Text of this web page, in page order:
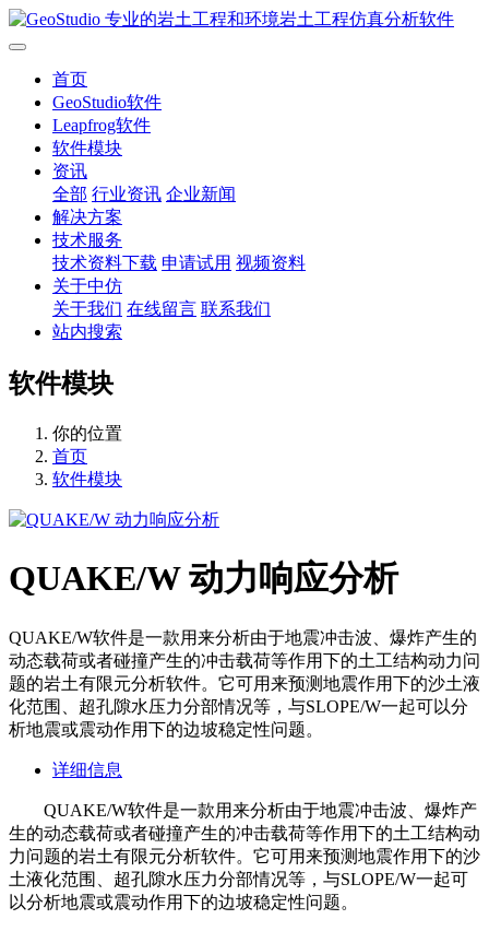
首页
GeoStudio软件
Leapfrog软件
软件模块
资讯
全部 行业资讯 企业新闻
解决方案
技术服务
技术资料下载 申请试用 视频资料
关于中仿
关于我们 在线留言 联系我们
站内搜索
软件模块
你的位置
首页
软件模块
QUAKE/W 动力响应分析
QUAKE/W软件是一款用来分析由于地震冲击波、爆炸产生的
动态载荷或者碰撞产生的冲击载荷等作用下的土工结构动力问
题的岩土有限元分析软件。它可用来预测地震作用下的沙土液
化范围、超孔隙水压力分部情况等，与SLOPE/W一起可以分
析地震或震动作用下的边坡稳定性问题。
详细信息
QUAKE/W软件是一款用来分析由于地震冲击波、爆炸产
生的动态载荷或者碰撞产生的冲击载荷等作用下的土工结构动
力问题的岩土有限元分析软件。它可用来预测地震作用下的沙
土液化范围、超孔隙水压力分部情况等，与SLOPE/W一起可
以分析地震或震动作用下的边坡稳定性问题。